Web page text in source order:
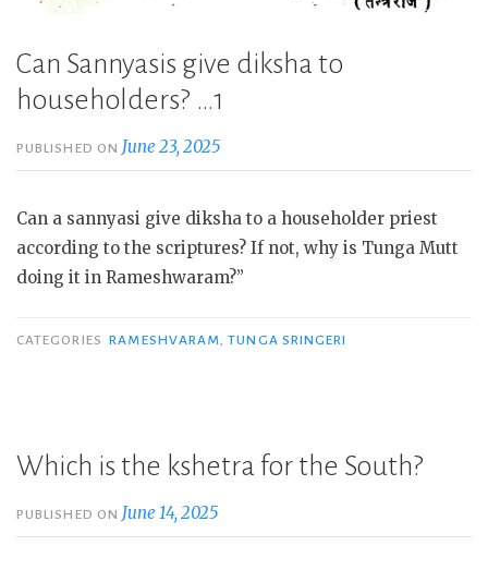
Can Sannyasis give diksha to
householders? …1
PUBLISHED ON June 23, 2025
Can a sannyasi give diksha to a householder priest
according to the scriptures? If not, why is Tunga Mutt
doing it in Rameshwaram?”
CATEGORIES RAMESHVARAM ,TUNGA SRINGERI
Which is the kshetra for the South?
PUBLISHED ON June 14, 2025